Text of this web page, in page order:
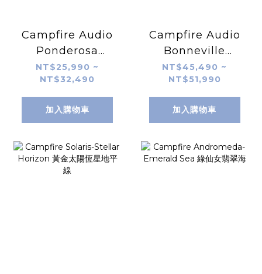
Campfire Audio
Ponderosa
Universal
NT$25,990 ~
NT$32,490
加入購物車
Campfire Audio
Bonneville
Universal
NT$45,490 ~
NT$51,990
加入購物車